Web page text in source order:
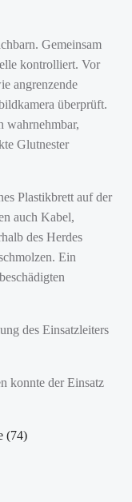
Gemeinsam
kontrolliert. Vor
angrenzende
überprüft.
wahrnehmbar,
Glutnester
Plastikbrett auf der
auch Kabel,
des Herdes
Ein
des Einsatzleiters
konnte der Einsatz